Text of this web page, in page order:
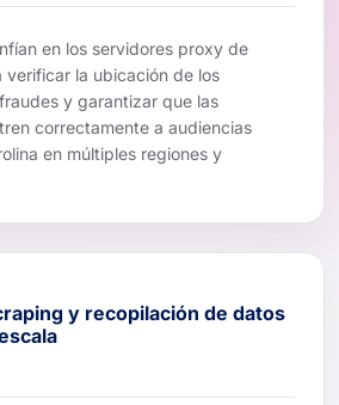
en los servidores proxy de
verificar la ubicación de los
y garantizar que las
correctamente a audiencias
en múltiples regiones y
y recopilación de datos